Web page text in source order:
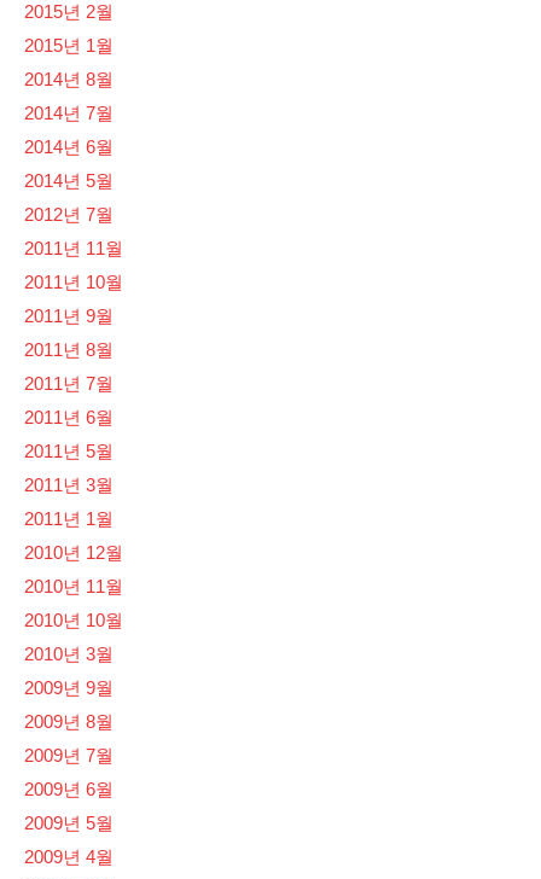
2015년 2월
2015년 1월
2014년 8월
2014년 7월
2014년 6월
2014년 5월
2012년 7월
2011년 11월
2011년 10월
2011년 9월
2011년 8월
2011년 7월
2011년 6월
2011년 5월
2011년 3월
2011년 1월
2010년 12월
2010년 11월
2010년 10월
2010년 3월
2009년 9월
2009년 8월
2009년 7월
2009년 6월
2009년 5월
2009년 4월